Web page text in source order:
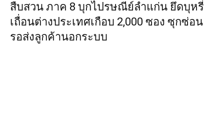
สืบสวน ภาค 8 บุกไปรษณีย์ลำแก่น ยึดบุหรี่
เถื่อนต่างประเทศเกือบ 2,000 ซอง ซุกซ่อน
รอส่งลูกค้านอกระบบ